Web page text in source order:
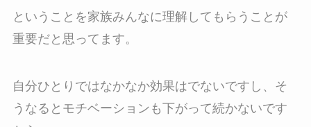
ということを家族みんなに理解してもらうことが
重要だと思ってます。
自分ひとりではなかなか効果はでないですし、そ
うなるとモチベーションも下がって続かないです